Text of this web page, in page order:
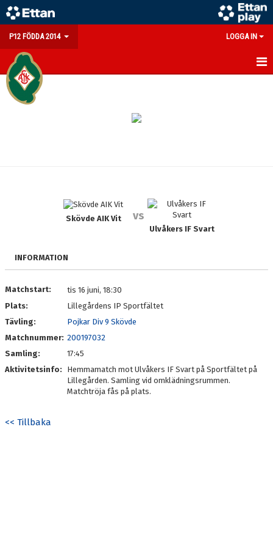
P12 FÖDDA 2014 LOGGA IN
HEM
KONTAKT
Skövde AIK Vit vs
Ulvåkers IF Svart
INFORMATION
Matchstart:
tis 16 juni, 18:30
Plats:
Lillegårdens IP Sportfältet
Tävling:
Pojkar Div 9 Skövde
Matchnummer: 200197032
Samling:
17:45
Aktivitetsinfo:
Hemmamatch mot Ulvåkers IF Svart på Sportfältet på
Lillegården. Samling vid omklädningsrummen.
Matchtröja fås på plats.
<< Tillbaka